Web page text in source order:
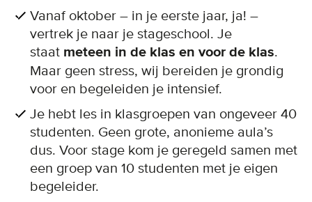
Vanaf oktober – in je eerste jaar, ja! –
vertrek je naar je stageschool. Je
staat meteen in de klas en voor de klas.
Maar geen stress, wij bereiden je grondig
voor en begeleiden je intensief.
Je hebt les in klasgroepen van ongeveer 40
studenten. Geen grote, anonieme aula’s
dus. Voor stage kom je geregeld samen met
een groep van 10 studenten met je eigen
begeleider.